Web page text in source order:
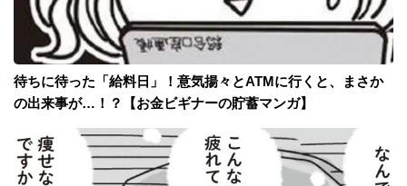
待ちに待った「給料日」！意気揚々とATMに行くと、まさか
の出来事が…！？【お金ビギナーの貯蓄マンガ】